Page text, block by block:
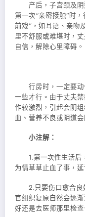
产后，子宫颈及阴
第一次“亲密接触”时
前戏”，如耳语、亲吻
里不舒服或难堪时，
自信，解除心里障碍。
行房时，一定要动
一些才行。由于丈夫
作较激烈，引起会阴
血、营养不良或阴道
小注解：
1.第一次性生活后
为情草草止血了事，延
2.只要伤口愈合良
官组织复原自然会逐
好还是去医师那里检查